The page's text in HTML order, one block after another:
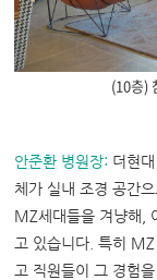
(10층)
안준환 병원장: 더현
체가 실내 조경 공간
MZ세대들을 겨냥해,
고 있습니다. 특히
고 직원들이 그 경험